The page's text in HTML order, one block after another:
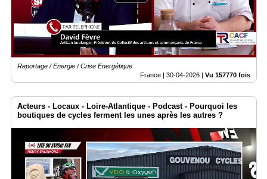
Reportage / Energie / Crise Energétique
France | 30-04-2026 Vu 157770 fois
Acteurs - Locaux - Loire-Atlantique - Podcast - Pourquoi les
boutiques de cycles ferment les unes après les autres ?